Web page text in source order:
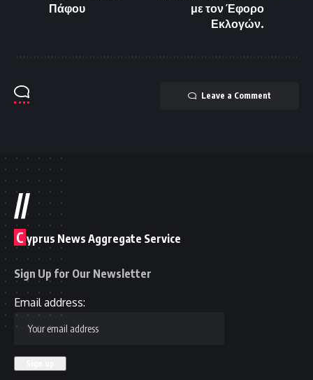
Πάφου
με τον Έφορο
Εκλογών.
Leave a Comment
//
C yprus News Aggregate Service
Sign Up for Our Newsletter
Email address: